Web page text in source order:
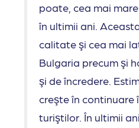
poate, cea mai
în ultimii ani.
calitate şi cea mai
Bulgaria precum şi
şi de încredere.
creşte în continuare
turiştilor. În ultimii